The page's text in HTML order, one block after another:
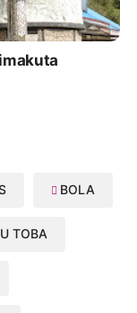
BOLA
TOBA